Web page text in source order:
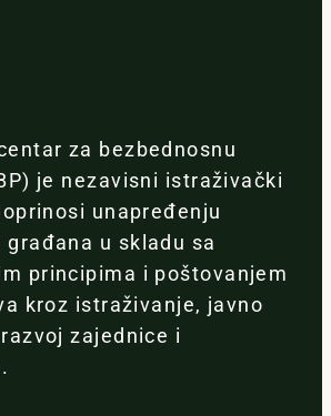
za bezbednosnu
je nezavisni istraživački
unapređenju
u skladu sa
principima i poštovanjem
kroz istraživanje, javno
zajednice i